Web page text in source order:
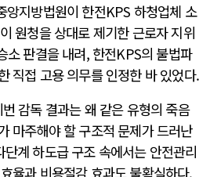
앙지방법원이 한전KPS 하청업체 소
원청을 상대로 제기한 근로자 지위
소 판결을 내려, 한전KPS의 불법파
직접 고용 의무를 인정한 바 있었다.
감독 결과는 왜 같은 유형의 죽음
마주해야 할 구조적 문제가 드러난
계 하도급 구조 속에서는 안전관리
율과 비용절감 효과도 불확실하다.